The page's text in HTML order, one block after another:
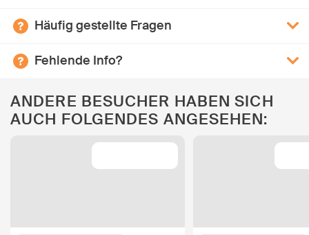
Häufig gestellte Fragen
Fehlende Info?
ANDERE BESUCHER HABEN SICH
AUCH FOLGENDES ANGESEHEN: